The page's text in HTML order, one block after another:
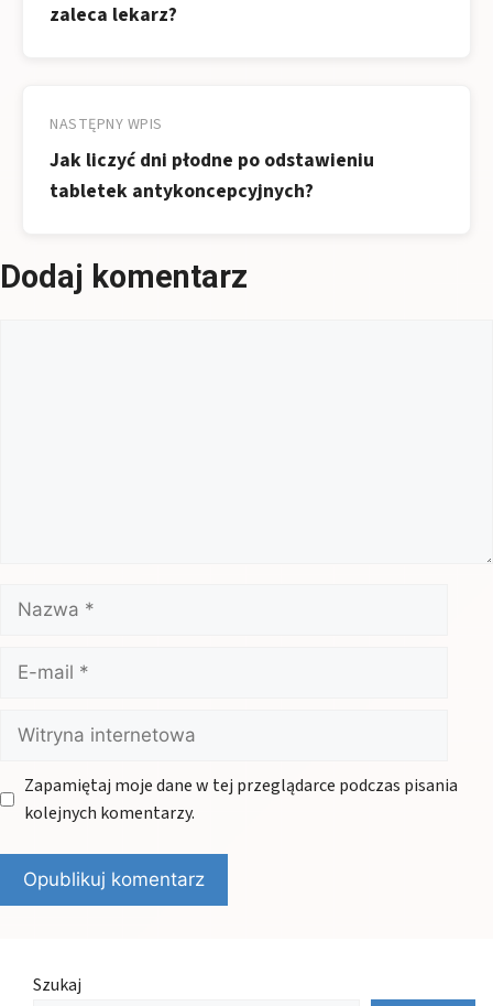
zaleca lekarz?
NASTĘPNY WPIS
Jak liczyć dni płodne po odstawieniu
tabletek antykoncepcyjnych?
Dodaj komentarz
Nazwa
mail
Witryna
internetowa
Zapamiętaj moje dane w tej przeglądarce podczas pisania
kolejnych komentarzy.
Szukaj